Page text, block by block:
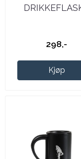
298,-
Kjøp